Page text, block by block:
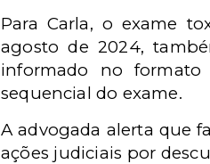
Para Carla, o exame
agosto de 2024,
informado no formato
sequencial do exame.
A advogada alerta que
ações judiciais por